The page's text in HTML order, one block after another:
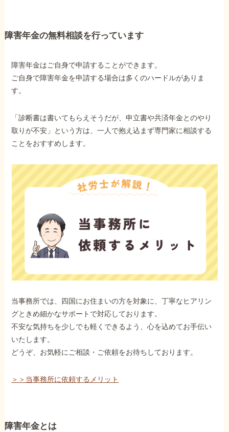
障害年金の無料相談を行っています
障害年金はご自身で申請することができます。
ご自身で障害年金を申請する場合は多くのハードルがありま
す。
「診断書は書いてもらえそうだが、申立書や共済年金とのやり
取りが不安」という方は、一人で抱え込まず専門家に相談する
ことをおすすめします。
当事務所では、四国にお住まいの方を対象に、丁寧なヒアリン
グときめ細かなサポートで対応しております。
不安な気持ちを少しでも軽くできるよう、心を込めてお手伝い
いたします。
どうぞ、お気軽にご相談・ご依頼をお待ちしております。
＞＞当事務所に依頼するメリット
障害年金とは